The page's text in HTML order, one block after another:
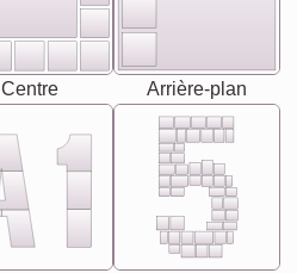
Centre Arrière-plan